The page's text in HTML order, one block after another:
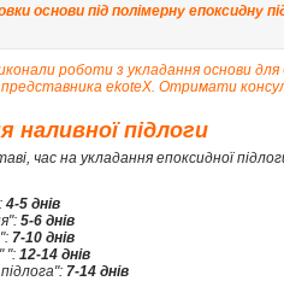
основи під полімерну епоксидну
роботи з укладання основи для
ekoteX. Отримати
наливної підлоги
час на укладання епоксидної
4-5 днів
5-6 днів
7-10 днів
": 12-14 днів
7-14 днів